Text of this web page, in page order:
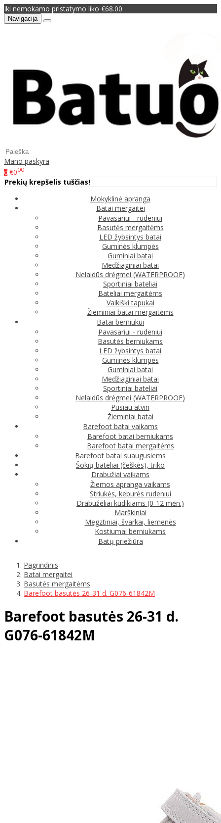
Iki nemokamo pristatymo liko €68.00
Navigacija
Mano paskyra
0 €000
Prekių krepšelis tuščias!
Mokyklinė apranga
Batai mergaitei
Pavasariui - rudeniui
Basutės mergaitėms
LED žybsintys batai
Guminės klumpės
Guminiai batai
Medžiaginiai batai
Nelaidūs drėgmei (WATERPROOF)
Sportiniai bateliai
Bateliai mergaitėms
Vaikiški tapukai
Žieminiai batai mergaitėms
Batai berniukui
Pavasariui - rudeniui
Basutės berniukams
LED žybsintys batai
Guminės klumpės
Guminiai batai
Medžiaginiai batai
Sportiniai bateliai
Nelaidūs drėgmei (WATERPROOF)
Pusiau atviri
Žieminiai batai
Barefoot batai vaikams
Barefoot batai berniukams
Barefoot batai mergaitėms
Barefoot batai suaugusiems
Šokių bateliai (češkės), triko
Drabužiai vaikams
Žiemos apranga vaikams
Striukės, kepurės rudeniui
Drabužėliai kūdikiams (0-12 mėn.)
Marškiniai
Megztiniai, švarkai, liemenės
Kostiumai berniukams
Batų priežiūra
Pagrindinis
Batai mergaitei
Basutės mergaitėms
Barefoot basutės 26-31 d. G076-61842M
Barefoot basutės 26-31 d.
G076-61842M